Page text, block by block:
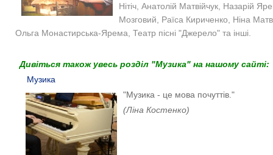
Нітіч, Анатолій Матвійчук, Назарій
Мозговий, Раїса Кириченко, Ніна
Ольга Монастирська-Ярема, Театр пісні "Джерело" та інші.
Дивіться також увесь розділ "Музика" на нашому сайті:
Музика
"Музика - це мова почуттів."
(Ліна Костенко)